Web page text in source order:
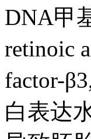
DNA甲
retinoic
factor-
白表达